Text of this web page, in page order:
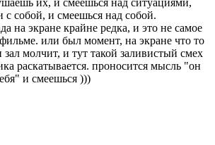
их, и смеешься над ситуациями,
с собой, и смеешься над собой.
на экране крайне редка, и это не самое
или был момент, на экране что то
зал молчит, и тут такой заливистый смех
раскатывается. проносится мысль "он
и смеешься )))